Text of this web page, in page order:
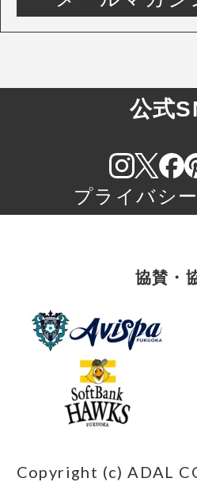
公式
プライバシ
協賛・
Copyright (c) ADAL